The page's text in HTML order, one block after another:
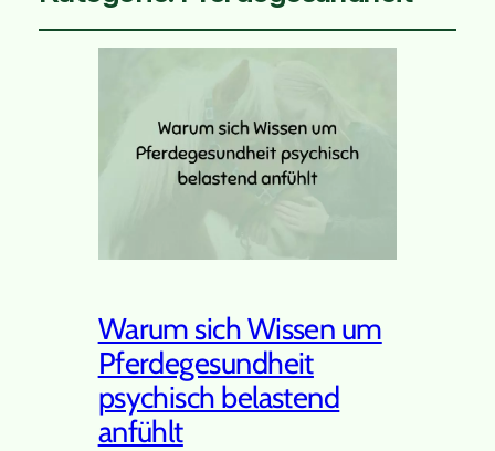
Warum sich Wissen um
Pferdegesundheit
psychisch belastend
anfühlt